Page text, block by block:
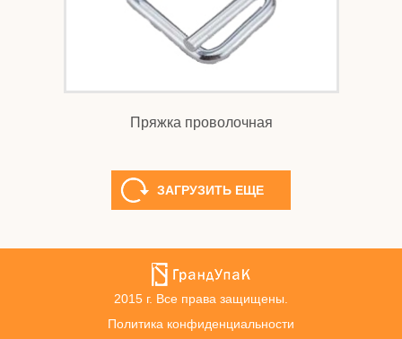
Пряжка проволочная
ЗАГРУЗИТЬ ЕЩЕ
2015 г. Все права защищены.
Политика конфиденциальности